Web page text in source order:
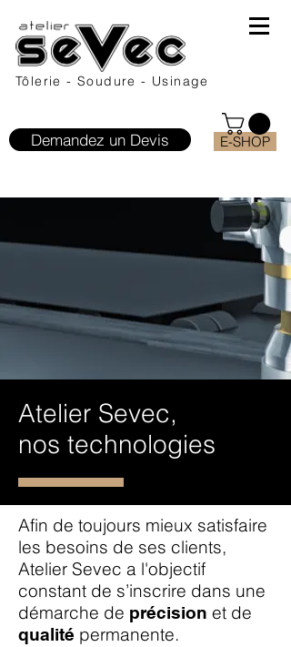
Tôlerie - Soudure - Usinage
E-SHOP
Demandez un Devis
Atelier Sevec,
nos technologies
Afin de toujours mieux satisfaire
les besoins de ses clients,
Atelier Sevec a l'objectif
constant de s’inscrire dans une
démarche de précision et de
qualité permanente.